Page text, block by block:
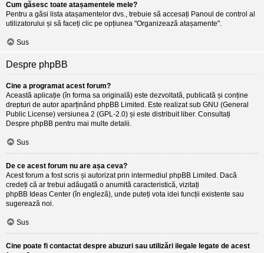
Cum găsesc toate atașamentele mele?
Pentru a găsi lista atașamentelor dvs., trebuie să accesați Panoul de control al
utilizatorului și să faceți clic pe opțiunea "Organizează atașamente".
Sus
Despre phpBB
Cine a programat acest forum?
Această aplicație (în forma sa originală) este dezvoltată, publicată și conține
drepturi de autor aparținând phpBB Limited . Este realizat sub GNU (General
Public License) versiunea 2 (GPL-2.0) și este distribuit liber. Consultați
Despre phpBB pentru mai multe detalii.
Sus
De ce acest forum nu are așa ceva?
Acest forum a fost scris și autorizat prin intermediul phpBB Limited. Dacă
credeți că ar trebui adăugată o anumită caracteristică, vizitați
phpBB Ideas Center (în engleză), unde puteți vota idei funcții existente sau
sugerează noi.
Sus
Cine poate fi contactat despre abuzuri sau utilizări ilegale legate de acest